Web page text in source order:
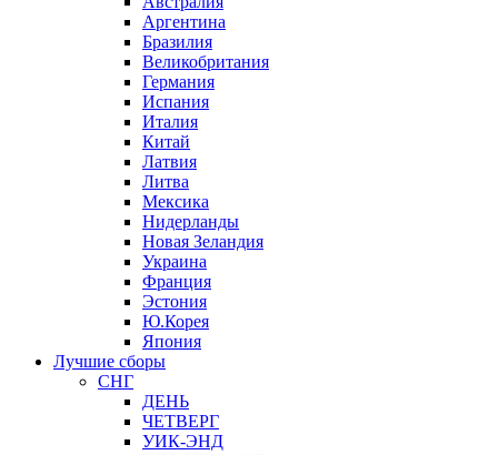
Аргентина
Бразилия
Великобритания
Германия
Испания
Италия
Китай
Латвия
Литва
Мексика
Нидерланды
Новая Зеландия
Украина
Франция
Эстония
Ю.Корея
Япония
Лучшие сборы
СНГ
ДЕНЬ
ЧЕТВЕРГ
УИК-ЭНД